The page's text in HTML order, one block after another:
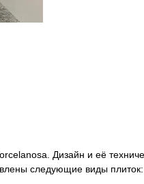
Дизайн и её
следующие виды